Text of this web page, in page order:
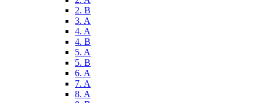
2. B
3. A
4. A
4. B
5. A
5. B
6. A
7. A
8. A